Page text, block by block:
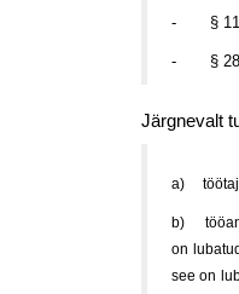
- §
- §
Järgnevalt
a)
b)
on
see on